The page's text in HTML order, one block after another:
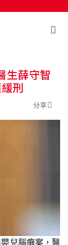
生薛守智
刑
分享
兒腦癱案，醫